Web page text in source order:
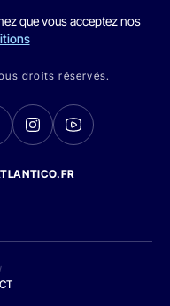
que vous acceptez nos
droits réservés.
/